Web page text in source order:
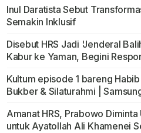
Inul Daratista Sebut
Semakin Inklusif
Disebut HRS Jadi 'Jenderal
Kabur ke Yaman, Begini
Kultum episode 1 bareng
Bukber & Silaturahmi |
Amanat HRS, Prabowo
untuk Ayatollah Ali Khamenei